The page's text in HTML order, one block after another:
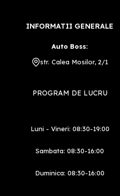
INFORMATII GENERALE
Auto Boss:
str. Calea Mosilor, 2/1
PROGRAM DE LUCRU
Luni - Vineri: 08:30-19:00
Sambata: 08:30-16:00
Duminica: 08:30-16:00